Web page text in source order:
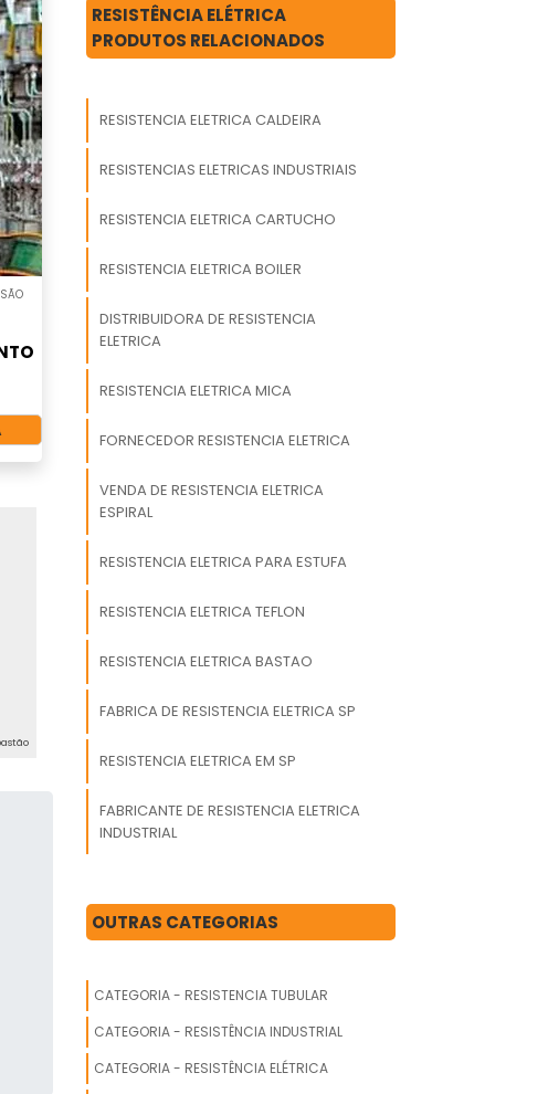
RESISTÊNCIA ELÉTRICA
PRODUTOS RELACIONADOS
RESISTENCIA ELETRICA CALDEIRA
RESISTENCIAS ELETRICAS INDUSTRIAIS
RESISTENCIA ELETRICA CARTUCHO
RESISTENCIA ELETRICA BOILER
DISTRIBUIDORA DE RESISTENCIA
ELETRICA
RESISTENCIA ELETRICA MICA
FORNECEDOR RESISTENCIA ELETRICA
VENDA DE RESISTENCIA ELETRICA
ESPIRAL
RESISTENCIA ELETRICA PARA ESTUFA
RESISTENCIA ELETRICA TEFLON
RESISTENCIA ELETRICA BASTAO
FABRICA DE RESISTENCIA ELETRICA SP
RESISTENCIA ELETRICA EM SP
FABRICANTE DE RESISTENCIA ELETRICA
INDUSTRIAL
RESISTENCIA ELETRICA PARA
RESISTENCIA PARA CHURRASQUEIRA
ELETRICA
RESISTENCIA ELETRICA MARMITEIRO
OUTRAS CATEGORIAS
CATEGORIA - RESISTENCIA TUBULAR
CATEGORIA - RESISTÊNCIA INDUSTRIAL
CATEGORIA - RESISTÊNCIA ELÉTRICA